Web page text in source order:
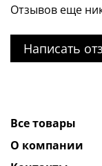
Отзывов еще
Написать
Все товары
О компании